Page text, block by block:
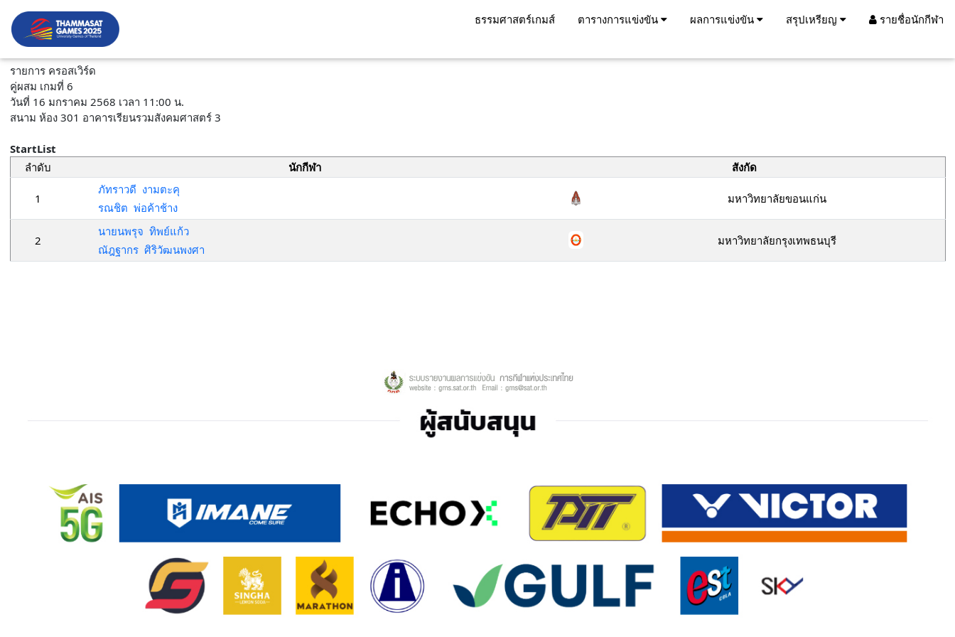
ธรรมศาสตร์เกมส์ ตารางการแข่งขัน ผลการแข่งขัน สรุปเหรียญ รายชื่อนักกีฬา
รายการ ครอสเวิร์ด
คู่ผสม เกมที่ 6
วันที่ 16 มกราคม 2568 เวลา 11:00 น.
สนาม ห้อง 301 อาคารเรียนรวมสังคมศาสตร์ 3
StartList
ลำดับ
นักกีฬา สังกัด
1
ภัทราวดี งามตะคุ
รณชิต พ่อค้าช้าง
มหาวิทยาลัยขอนแก่น
2
นายนพรุจ ทิพย์แก้ว
ณัฎฐากร ศิริวัฒนพงศา
มหาวิทยาลัยกรุงเทพธนบุรี